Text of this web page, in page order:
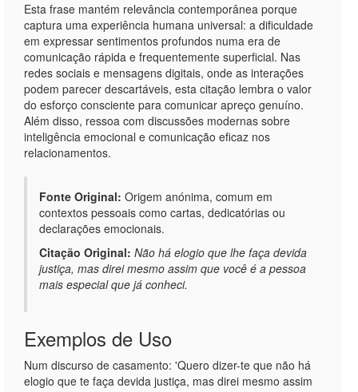
Esta frase mantém relevância contemporânea porque
captura uma experiência humana universal: a dificuldade
em expressar sentimentos profundos numa era de
comunicação rápida e frequentemente superficial. Nas
redes sociais e mensagens digitais, onde as interações
podem parecer descartáveis, esta citação lembra o valor
do esforço consciente para comunicar apreço genuíno.
Além disso, ressoa com discussões modernas sobre
inteligência emocional e comunicação eficaz nos
relacionamentos.
Fonte Original: Origem anónima, comum em
contextos pessoais como cartas, dedicatórias ou
declarações emocionais.
Citação Original: Não há elogio que lhe faça devida
justiça, mas direi mesmo assim que você é a pessoa
mais especial que já conheci.
Exemplos de Uso
Num discurso de casamento: 'Quero dizer-te que não há
elogio que te faça devida justiça, mas direi mesmo assim